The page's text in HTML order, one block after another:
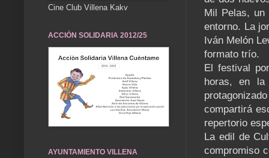
Mil Pelas,
entorno. La
Iván Melón
formato trío.
El festival
horas, en la
compartirá
repertorio
La edil de
compromiso
Cine Club Villena Kakv
ACCIÓN SOLIDARIA 2012/25
AYUNTAMIENTO VILLENA